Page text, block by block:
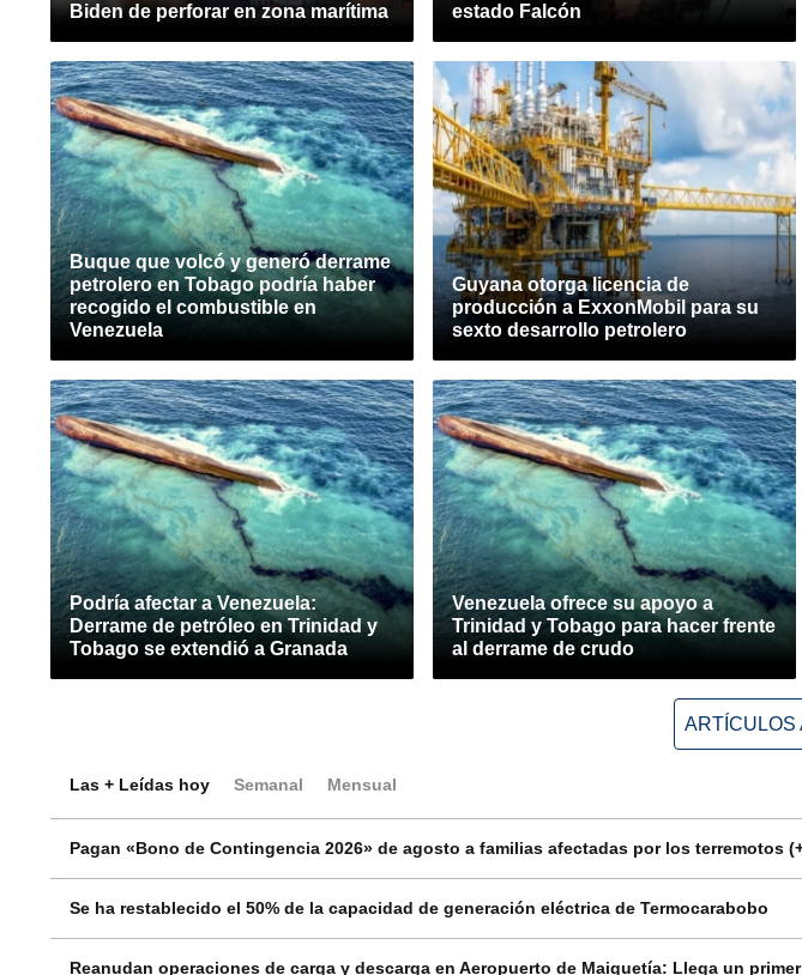
Biden de perforar en zona marítima
estado Falcón
Buque que volcó y generó derrame
petrolero en Tobago podría haber
recogido el combustible en
Venezuela
Guyana otorga licencia de
producción a ExxonMobil para su
sexto desarrollo petrolero
Podría afectar a Venezuela:
Derrame de petróleo en Trinidad y
Tobago se extendió a Granada
Venezuela ofrece su apoyo a
Trinidad y Tobago para hacer frente
al derrame de crudo
ARTÍCULOS
Las + Leídas hoy Semanal Mensual
Pagan «Bono de Contingencia 2026» de agosto a familias afectadas por los terremotos
Se ha restablecido el 50% de la capacidad de generación eléctrica de Termocarabobo
Reanudan operaciones de carga y descarga en Aeropuerto de Maiquetía: Llega un